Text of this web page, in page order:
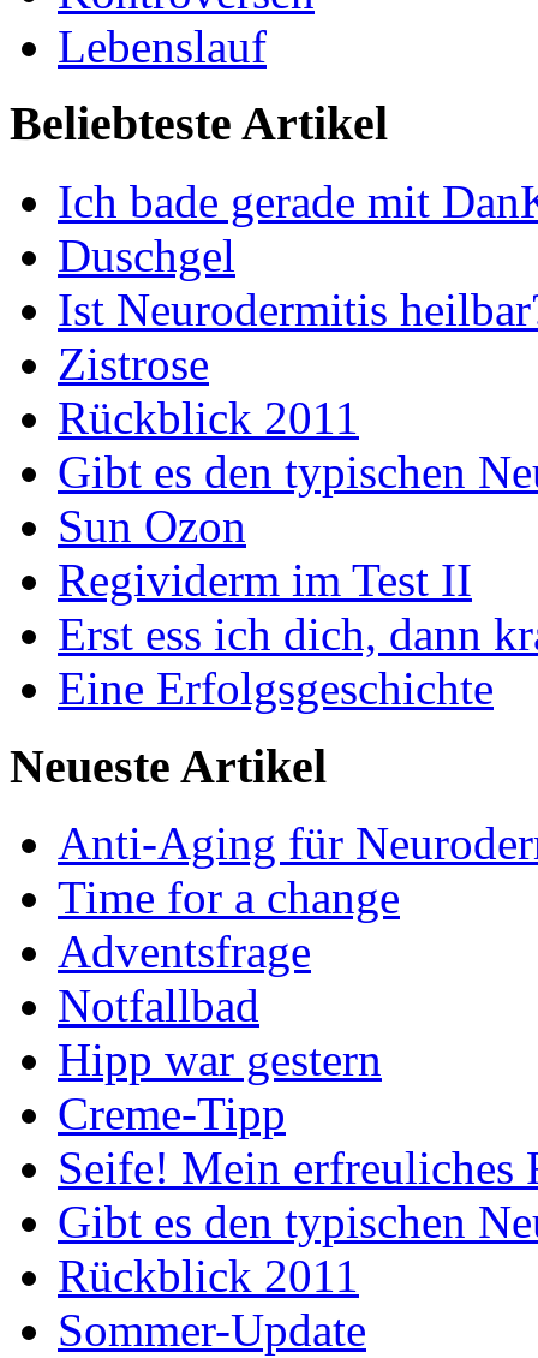
Lebenslauf
Beliebteste Artikel
Ich bade gerade mit
Duschgel
Ist Neurodermitis
Zistrose
Rückblick 2011
Gibt es den typischen
Sun Ozon
Regividerm im Test II
Erst ess ich dich, dann
Eine Erfolgsgeschichte
Neueste Artikel
Anti-Aging für
Time for a change
Adventsfrage
Notfallbad
Hipp war gestern
Creme-Tipp
Seife! Mein erfreuliches
Gibt es den typischen
Rückblick 2011
Sommer-Update